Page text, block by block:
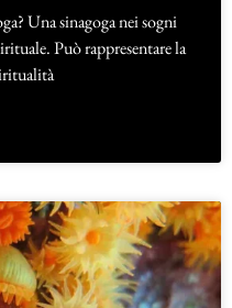
Una sinagoga nei sogni
Può rappresentare la